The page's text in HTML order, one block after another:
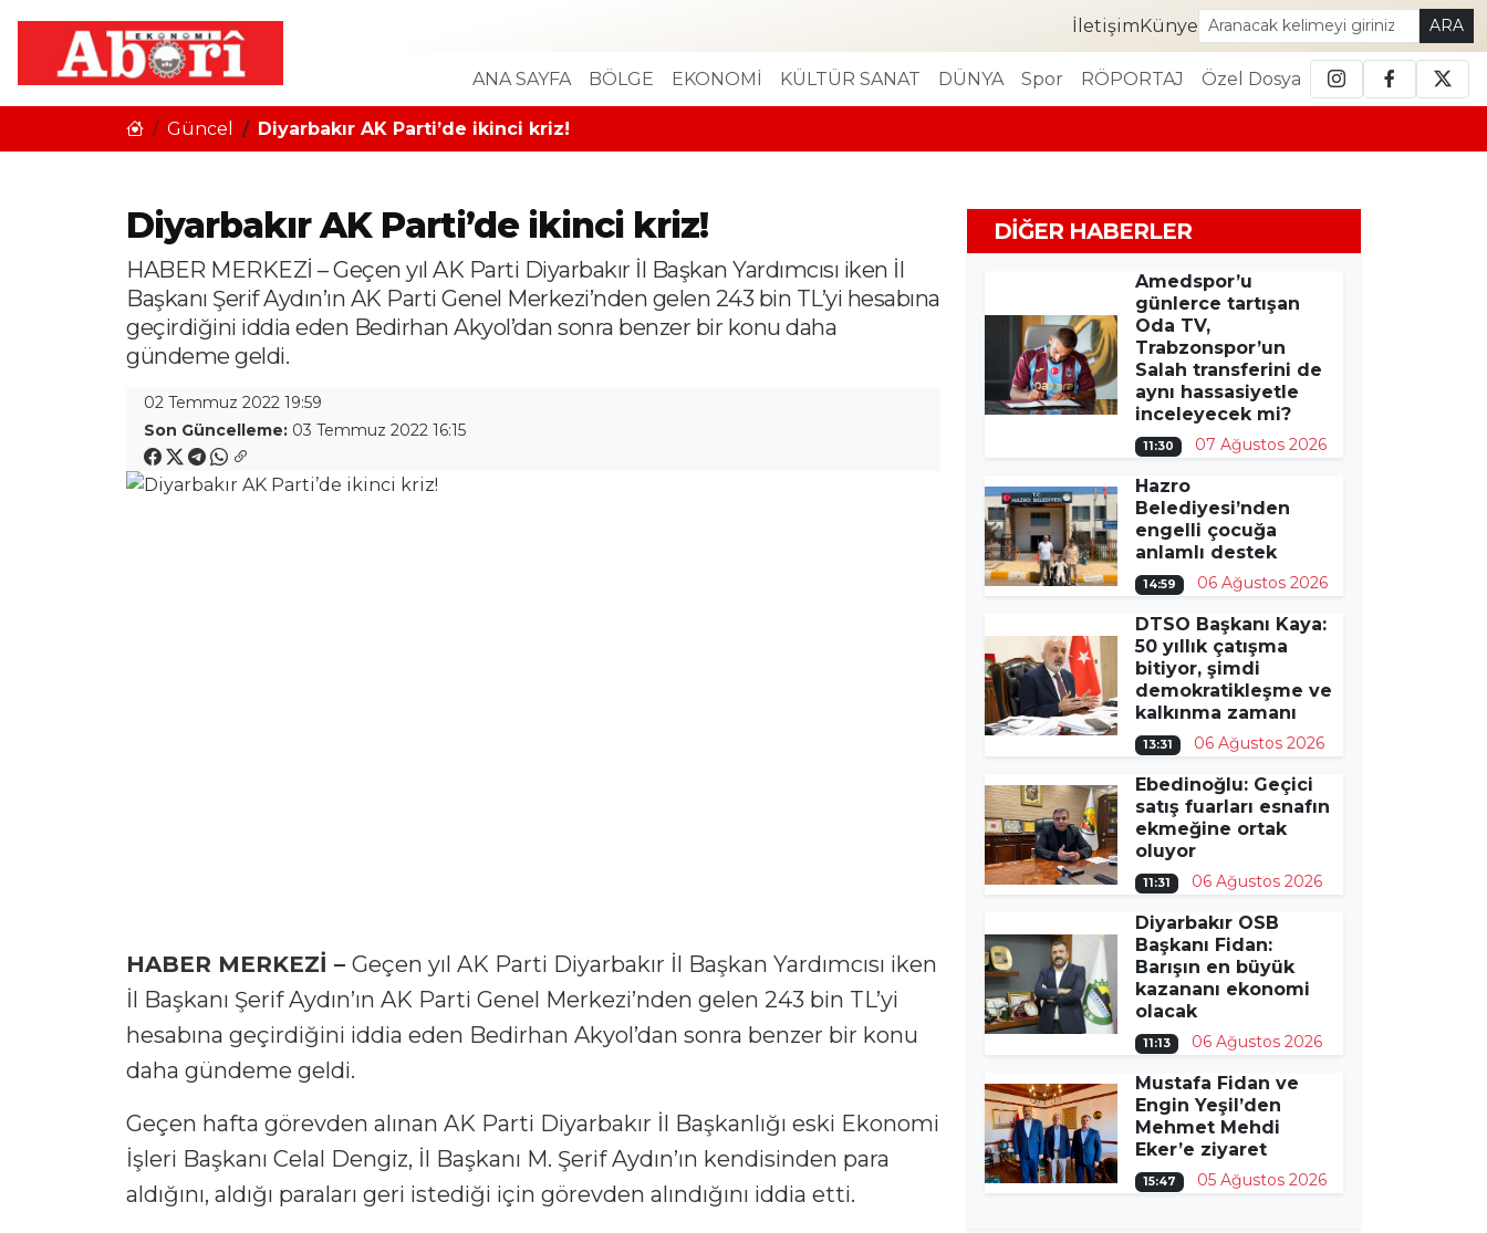
İletişimKünye ARA
ANA SAYFA BÖLGE EKONOMİ KÜLTÜR SANAT DÜNYA Spor RÖPORTAJ Özel Dosya
Güncel Diyarbakır AK Parti’de ikinci kriz!
Diyarbakır AK Parti’de ikinci kriz!
HABER MERKEZİ – Geçen yıl AK Parti Diyarbakır İl Başkan Yardımcısı iken İl
Başkanı Şerif Aydın’ın AK Parti Genel Merkezi’nden gelen 243 bin TL’yi hesabına
geçirdiğini iddia eden Bedirhan Akyol’dan sonra benzer bir konu daha
gündeme geldi.
02 Temmuz 2022 19:59
Son Güncelleme: 03 Temmuz 2022 16:15
HABER MERKEZİ – Geçen yıl AK Parti Diyarbakır İl Başkan Yardımcısı iken
İl Başkanı Şerif Aydın’ın AK Parti Genel Merkezi’nden gelen 243 bin TL’yi
hesabına geçirdiğini iddia eden Bedirhan Akyol’dan sonra benzer bir konu
daha gündeme geldi.
Geçen hafta görevden alınan AK Parti Diyarbakır İl Başkanlığı eski Ekonomi
İşleri Başkanı Celal Dengiz, İl Başkanı M. Şerif Aydın’ın kendisinden para
aldığını, aldığı paraları geri istediği için görevden alındığını iddia etti.
DIĞER HABERLER
Amedspor’u
günlerce tartışan
Oda TV,
Trabzonspor’un
Salah transferini de
aynı hassasiyetle
inceleyecek mi?
11:30 07 Ağustos 2026
Hazro
Belediyesi’nden
engelli çocuğa
anlamlı destek
14:59 06 Ağustos 2026
DTSO Başkanı Kaya:
50 yıllık çatışma
bitiyor, şimdi
demokratikleşme ve
kalkınma zamanı
13:31 06 Ağustos 2026
Ebedinoğlu: Geçici
satış fuarları esnafın
ekmeğine ortak
oluyor
11:31 06 Ağustos 2026
Diyarbakır OSB
Başkanı Fidan:
Barışın en büyük
kazananı ekonomi
olacak
11:13 06 Ağustos 2026
Mustafa Fidan ve
Engin Yeşil’den
Mehmet Mehdi
Eker’e ziyaret
15:47 05 Ağustos 2026